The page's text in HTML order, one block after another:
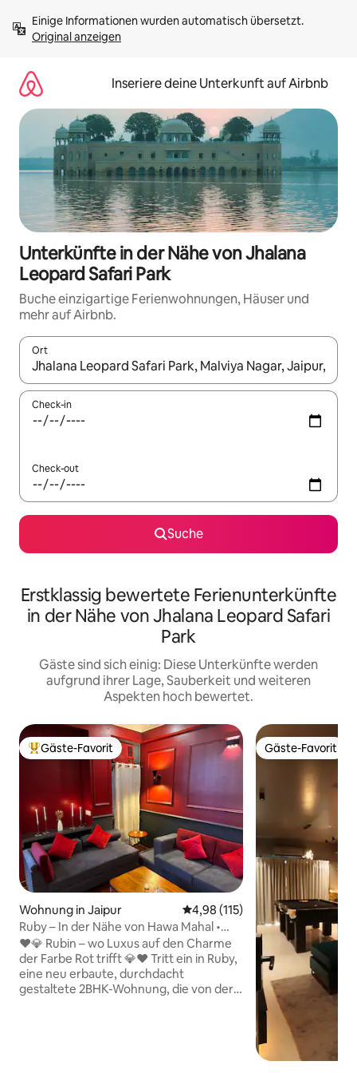
Inhalten
springenOriginal anzeigen
Inseriere deine Unterkunft auf Airbnb
Unterkünfte in der Nähe von Jhalana
Leopard Safari Park
Buche einzigartige Ferienwohnungen, Häuser und
mehr auf Airbnb.
Ort
Wenn Ergebnisse verfügbar sind, navigiere mit den
Check-in
Check-out
Suche
Erstklassig bewertete Ferienunterkünfte
in der Nähe von Jhalana Leopard Safari
Park
Gäste sind sich einig: Diese Unterkünfte werden
aufgrund ihrer Lage, Sauberkeit und weiteren
Aspekten hoch bewertet.
Beliebter Gäste-Favorit.
Gäste-Favorit
Wohnung in Jaipur Durchschnittliche Bewertung:
4,98 (115)
Ruby – In der Nähe von Hawa Mahal •
Neu gebautes 2BHK• Balkon
❤️💎 Rubin – wo Luxus auf den Charme
der Farbe Rot trifft 💎❤️ Tritt ein in Ruby,
eine neu erbaute, durchdacht
gestaltete 2BHK-Wohnung, die von der
Gäste-Favorit
Gäste-Favorit